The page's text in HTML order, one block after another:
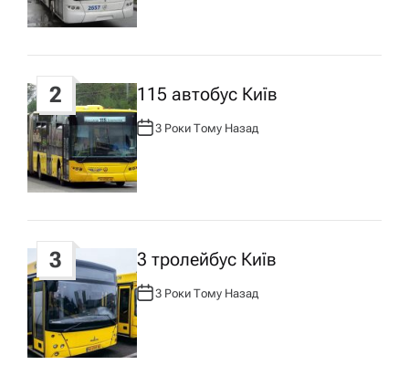
я
з
а
п
и
с
у
О
Р
:
2 115 автобус Київ
А
Т
О
Р
:
3 Роки Тому Назад
3 3 тролейбус Київ
А
В
Т
О
Р
:
3 Роки Тому Назад